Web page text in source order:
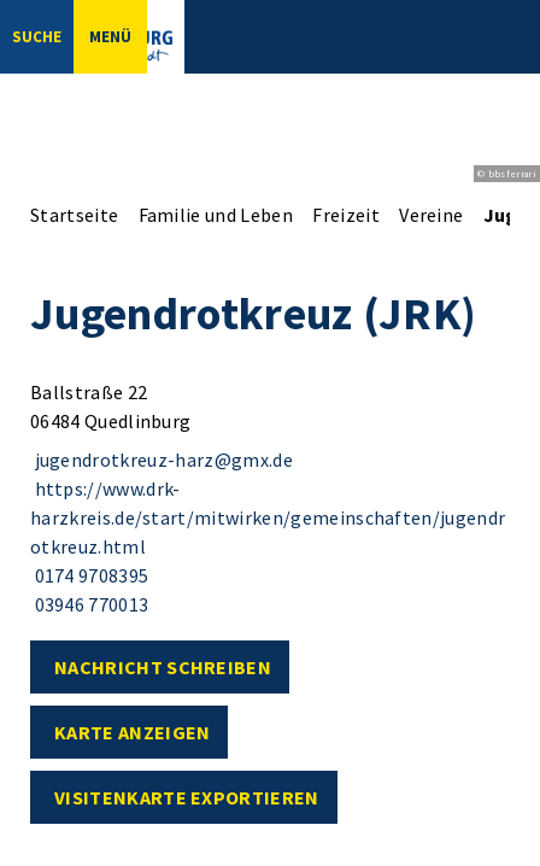
SUCHE MENÜ
© bbsferrari
Startseite Familie und Leben Freizeit Vereine
Jugendrotkreuz (JRK)
Ballstraße 22
06484 Quedlinburg
jugendrotkreuz-harz@gmx.de
https://www.drk-
harzkreis.de/start/mitwirken/gemeinschaften/jugendr
otkreuz.html
0174 9708395
03946 770013
NACHRICHT SCHREIBEN
KARTE ANZEIGEN
VISITENKARTE EXPORTIEREN